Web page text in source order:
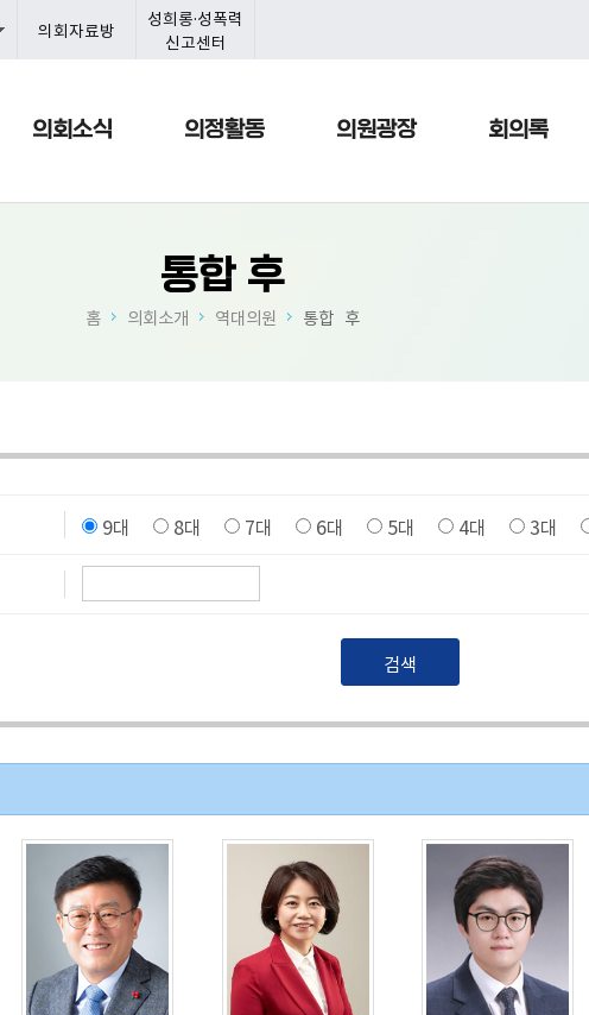
본문으로 바로가기
메인메뉴 바로가기
의회자료방
성희롱·성폭력
신고센터
의회소식 의정활동 의원광장 회의록
홈 의회소개 역대의원 통합 후
통합 후
9대 8대 7대 6대 5대 4대 3대